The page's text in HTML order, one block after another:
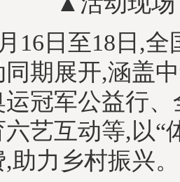
16日至18日,
期展开,涵盖
冠军公益行
艺互动等,以“
力乡村振兴。